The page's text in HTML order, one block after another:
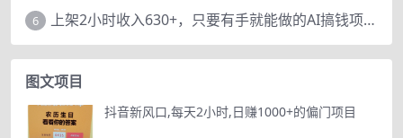
6 上架2小时收入630+，只要有手就能做的AI搞钱项目，奶奶看完都能学会!
图文项目
抖音新风口,每天2小时,日赚1000+的偏门项目